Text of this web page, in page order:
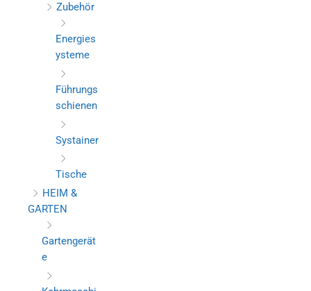
Zubehör
Energies
ysteme
Führungs
schienen
Systainer
Tische
HEIM &
GARTEN
Gartengerät
e